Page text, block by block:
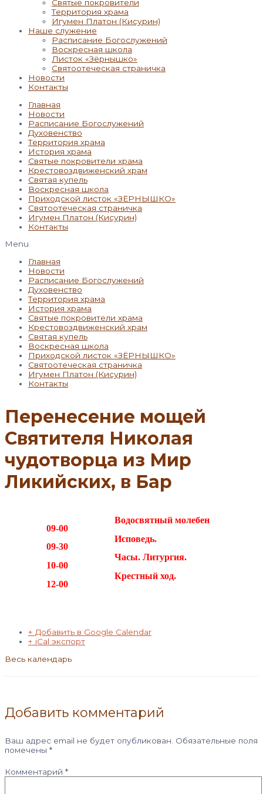
Святые покровители
Территория храма
Игумен Платон (Кисурин)
Наше служение
Расписание Богослужений
Воскресная школа
Листок «Зёрнышко»
Святоотеческая страничка
Новости
Контакты
Главная
Новости
Расписание Богослужений
Духовенство
Территория храма
История храма
Святые покровители храма
Крестовоздвиженский храм
Святая купель
Воскресная школа
Приходской листок «ЗЁРНЫШКО»
Святоотеческая страничка
Игумен Платон (Кисурин)
Контакты
Menu
Главная
Новости
Расписание Богослужений
Духовенство
Территория храма
История храма
Святые покровители храма
Крестовоздвиженский храм
Святая купель
Воскресная школа
Приходской листок «ЗЁРНЫШКО»
Святоотеческая страничка
Игумен Платон (Кисурин)
Контакты
Перенесение мощей
Святителя Николая
чудотворца из Мир
Ликийских, в Бар
09-00
09-30
10-00
12-00
Водосвятный молебен
Исповедь.
Часы. Литургия.
Крестный ход.
+ Добавить в Google Calendar
+ iCal экспорт
Весь календарь
Добавить комментарий
Ваш адрес email не будет опубликован. Обязательные поля
помечены *
Комментарий *